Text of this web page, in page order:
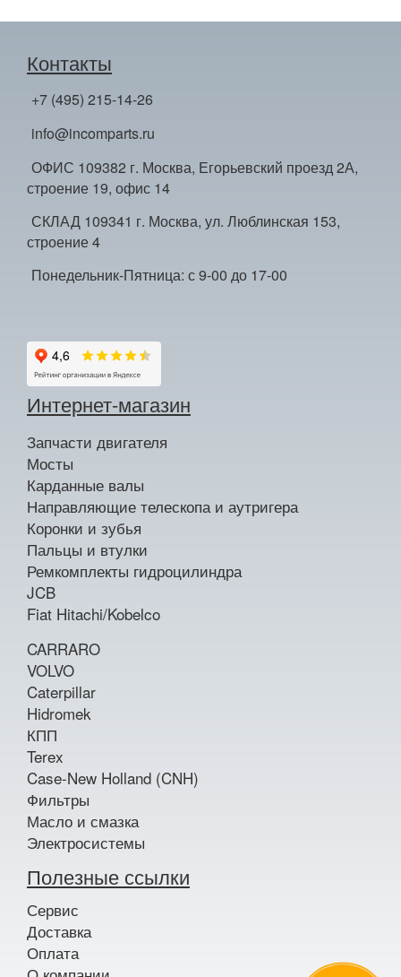
Контакты
+7 (495) 215-14-26
info@incomparts.ru
ОФИС 109382 г. Москва, Егорьевский проезд 2А,
строение 19, офис 14
СКЛАД 109341 г. Москва, ул. Люблинская 153,
строение 4
Понедельник-Пятница: с 9-00 до 17-00
Интернет-магазин
Запчасти двигателя
Мосты
Карданные валы
Направляющие телескопа и аутригера
Коронки и зубья
Пальцы и втулки
Ремкомплекты гидроцилиндра
JCB
Fiat Hitachi/Kobelco
CARRARO
VOLVO
Caterpillar
Hidromek
КПП
Terex
Case-New Holland (CNH)
Фильтры
Масло и смазка
Электросистемы
Полезные ссылки
Сервис
Доставка
Оплата